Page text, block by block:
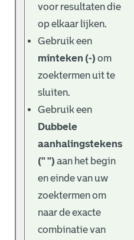
voor resultaten die
op elkaar lijken.
Gebruik een
minteken (-) om
zoektermen uit te
sluiten.
Gebruik een
Dubbele
aanhalingstekens
(" ") aan het begin
en einde van uw
zoektermen om
naar de exacte
combinatie van